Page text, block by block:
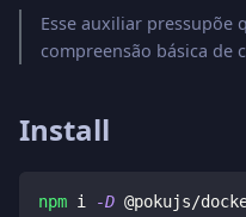
Esse auxiliar pressupõe
compreensão básica de
Install
npm i -D @pokujs/